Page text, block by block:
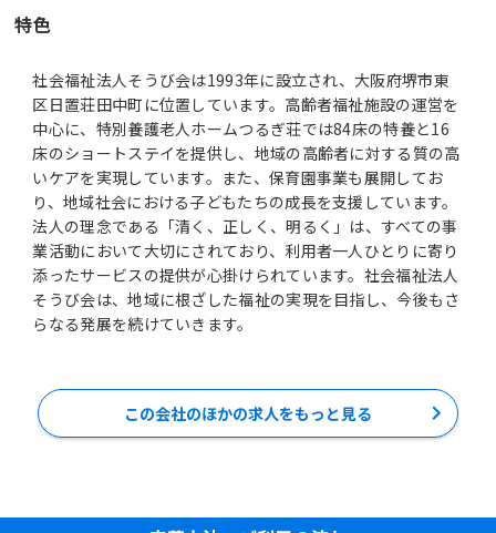
特色
社会福祉法人そうび会は1993年に設立され、大阪府堺市東
区日置荘田中町に位置しています。高齢者福祉施設の運営を
中心に、特別養護老人ホームつるぎ荘では84床の特養と16
床のショートステイを提供し、地域の高齢者に対する質の高
いケアを実現しています。また、保育園事業も展開してお
り、地域社会における子どもたちの成長を支援しています。
法人の理念である「清く、正しく、明るく」は、すべての事
業活動において大切にされており、利用者一人ひとりに寄り
添ったサービスの提供が心掛けられています。社会福祉法人
そうび会は、地域に根ざした福祉の実現を目指し、今後もさ
らなる発展を続けていきます。
この会社のほかの求人をもっと見る